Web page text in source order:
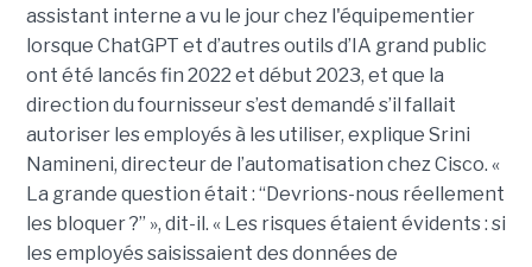
assistant interne a vu le jour chez l'équipementier
lorsque ChatGPT et d’autres outils d’IA grand public
ont été lancés fin 2022 et début 2023, et que la
direction du fournisseur s’est demandé s’il fallait
autoriser les employés à les utiliser, explique Srini
Namineni, directeur de l’automatisation chez Cisco. «
La grande question était : “Devrions-nous réellement
les bloquer ?” », dit-il. « Les risques étaient évidents : si
les employés saisissaient des données de